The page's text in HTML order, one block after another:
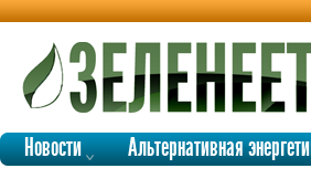
Новости Альтернативная